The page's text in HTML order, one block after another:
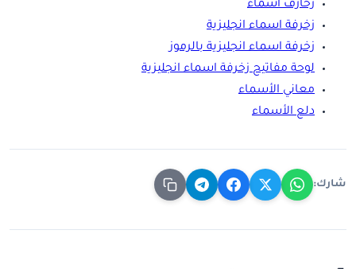
زخارف اسماء
زخرفة اسماء انجليزية
زخرفة اسماء انجليزية بالرموز
لوحة مفاتيح زخرفة اسماء انجليزية
معاني الأسماء
دلع الأسماء
شارك: